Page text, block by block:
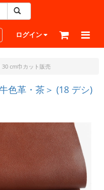
ログイン
30 cm巾カット販売
色革・茶＞ (18 デシ)